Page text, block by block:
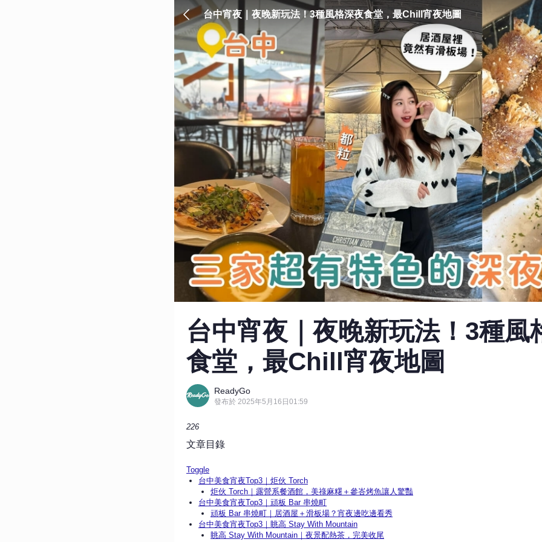
台中宵夜｜夜晚新玩法！3種風格深夜食堂，最Chill宵夜地圖
台中宵夜｜夜晚新玩法！3種風
食堂，最Chill宵夜地圖
ReadyGo
發布於 2025年5月16日01:59
226
文章目錄
Toggle
台中美食宵夜Top3｜炬伙 Torch
炬伙 Torch｜露營系餐酒館，美祿麻糬＋參峇烤魚讓人驚豔
台中美食宵夜Top3｜頑板 Bar 串燒町
頑板 Bar 串燒町｜居酒屋＋滑板場？宵夜邊吃邊看秀
台中美食宵夜Top3｜眺高 Stay With Mountain
眺高 Stay With Mountain｜夜景配熱茶，完美收尾